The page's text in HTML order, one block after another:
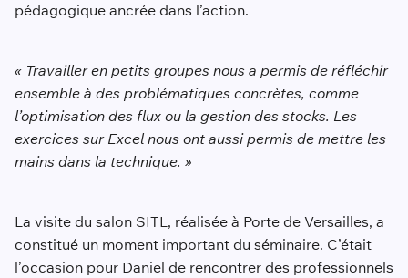
pédagogique ancrée dans l’action.
« Travailler en petits groupes nous a permis de réfléchir
ensemble à des problématiques concrètes, comme
l’optimisation des flux ou la gestion des stocks. Les
exercices sur Excel nous ont aussi permis de mettre les
mains dans la technique. »
La visite du salon SITL, réalisée à Porte de Versailles, a
constitué un moment important du séminaire. C’était
l’occasion pour Daniel de rencontrer des professionnels